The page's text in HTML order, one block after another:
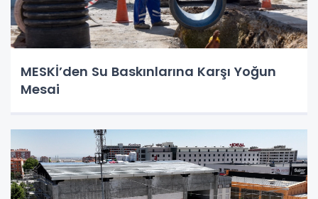
MESKİ’den Su Baskınlarına Karşı Yoğun
Mesai